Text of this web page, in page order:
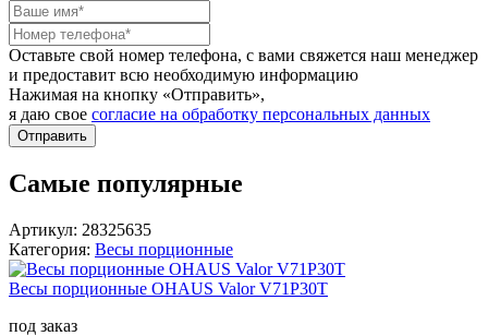
Оставьте свой номер телефона, с вами свяжется наш менеджер
и предоставит всю необходимую информацию
Нажимая на кнопку «Отправить»,
я даю свое согласие на обработку персональных данных
Отправить
Самые популярные
Артикул: 28325635
Категория: Весы порционные
Весы порционные OHAUS Valor V71P30T
под заказ